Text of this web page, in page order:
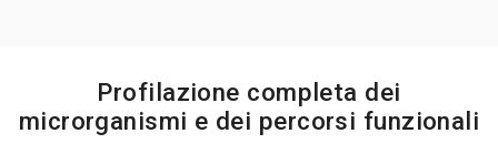
Profilazione completa dei
microrganismi e dei percorsi funzionali